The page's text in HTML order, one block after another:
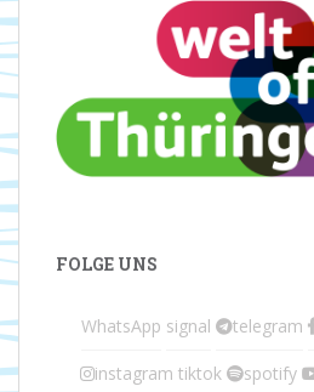
FOLGE UNS
WhatsApp signal telegram
instagram tiktok spotify